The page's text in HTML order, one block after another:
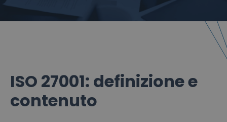
ISO 27001: definizione e
contenuto